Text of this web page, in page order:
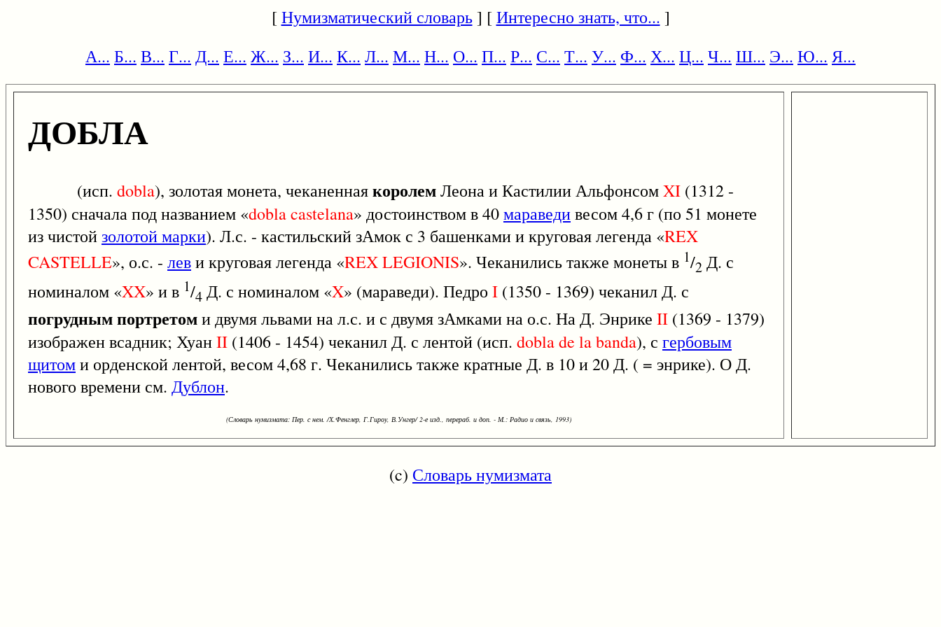
[Нумизматический словарь] [Интересно знать, что... ]
А... Б... В... Г... Д... Е... Ж... З... И... К... Л... М... Н... О... П... Р... С... Т... У... Ф... Х... Ц... Ч... Ш... Э... Ю... Я...
ДОБЛА
(исп. dobla), золотая монета, чеканеннаякоролемЛеона и Кастилии АльфонсомXI (1312 -
1350) сначала под названием «doblacastelana» достоинством в 40мараведивесом 4,6 г (по 51 монете
из чистойзолотой марки). Л.с. - кастильский зАмок с 3 башенками и круговая легенда «REX
CASTELLE», о.с. - леви круговая легенда «REXLEGIONIS». Чеканились также монеты в 1/2 Д. с
номиналом «XX» и в 1/4 Д. с номиналом «X» (мараведи). Педро I (1350 - 1369) чеканил Д. с
погрудным портретоми двумя львами на л.с. и с двумя зАмками на о.с. На Д. Энрике II (1369 - 1379)
изображен всадник; ХуанII (1406 - 1454) чеканил Д. с лентой (исп. doblade labanda), с гербовым
щитоми орденской лентой, весом 4,68 г. Чеканились также кратные Д. в 10 и 20 Д. ( = энрике). О Д.
нового времени см. Дублон.
(Словарь нумизмата: Пер. с нем. /Х.Фенглер, Г.Гироу, В.Унгер/ 2-е изд., перераб. и доп. - М.: Радио и связь, 1993)
(c) Словарь нумизмата